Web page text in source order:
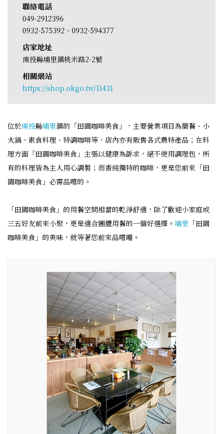
聯絡電話
049-2912396
0932-575392、0932-594377
店家地址
南投縣埔里鎮桃米路2-2號
相關網站
https://shop.okgo.tw/11431
位於南投縣埔里鎮的「田園咖啡美食」，主要營業項目為簡餐、小
火鍋、素食料理、特調咖啡等，店內亦有販售各式農特產品；在料
理方面「田園咖啡美食」主張以健康為訴求，絕不使用調理包，所
有的料理皆為主人用心調製；而香純獨特的咖啡，更是您前來「田
園咖啡美食」必需品嚐的。
「田園咖啡美食」的用餐空間相當的乾淨舒適，除了歡迎小家庭或
三五好友前來小聚，更是適合團體用餐的一個好選擇。 埔里 「田園
咖啡美食」的美味，就等著您前來品嚐嘍。